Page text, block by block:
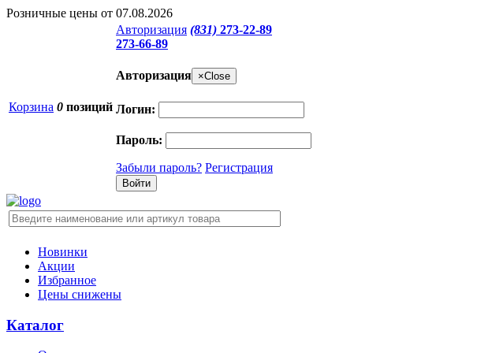
Розничные цены от 07.08.2026
Корзина 0 позиций
Авторизация (831) 273-22-89
273-66-89
Авторизация ×Close
Логин:
Пароль:
Забыли пароль? Регистрация
Новинки
Акции
Избранное
Цены снижены
Каталог